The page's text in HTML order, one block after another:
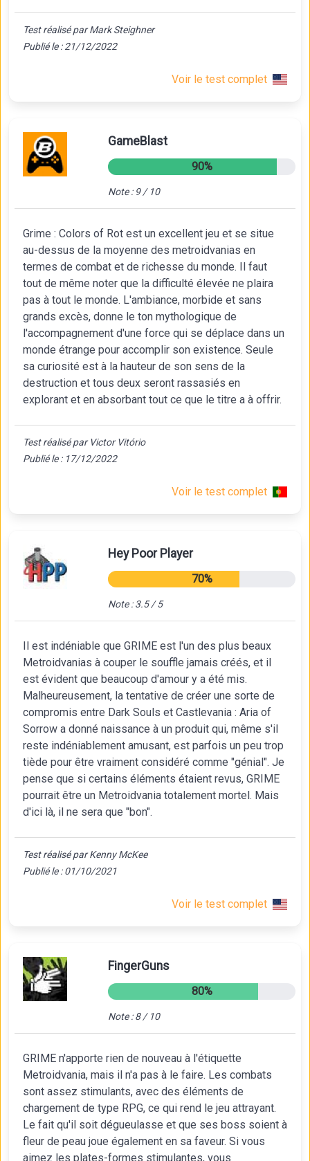
Test réalisé par Mark Steighner
Publié le : 21/12/2022
Voir le test complet
GameBlast
90%
Note : 9 / 10
Grime : Colors of Rot est un excellent jeu et se situe
au-dessus de la moyenne des metroidvanias en
termes de combat et de richesse du monde. Il faut
tout de même noter que la difficulté élevée ne plaira
pas à tout le monde. L'ambiance, morbide et sans
grands excès, donne le ton mythologique de
l'accompagnement d'une force qui se déplace dans un
monde étrange pour accomplir son existence. Seule
sa curiosité est à la hauteur de son sens de la
destruction et tous deux seront rassasiés en
explorant et en absorbant tout ce que le titre a à offrir.
Test réalisé par Victor Vitório
Publié le : 17/12/2022
Voir le test complet
Hey Poor Player
70%
Note : 3.5 / 5
Il est indéniable que GRIME est l'un des plus beaux
Metroidvanias à couper le souffle jamais créés, et il
est évident que beaucoup d'amour y a été mis.
Malheureusement, la tentative de créer une sorte de
compromis entre Dark Souls et Castlevania : Aria of
Sorrow a donné naissance à un produit qui, même s'il
reste indéniablement amusant, est parfois un peu trop
tiède pour être vraiment considéré comme "génial". Je
pense que si certains éléments étaient revus, GRIME
pourrait être un Metroidvania totalement mortel. Mais
d'ici là, il ne sera que "bon".
Test réalisé par Kenny McKee
Publié le : 01/10/2021
Voir le test complet
FingerGuns
80%
Note : 8 / 10
GRIME n'apporte rien de nouveau à l'étiquette
Metroidvania, mais il n'a pas à le faire. Les combats
sont assez stimulants, avec des éléments de
chargement de type RPG, ce qui rend le jeu attrayant.
Le fait qu'il soit dégueulasse et que ses boss soient à
fleur de peau joue également en sa faveur. Si vous
aimez les plates-formes stimulantes, vous